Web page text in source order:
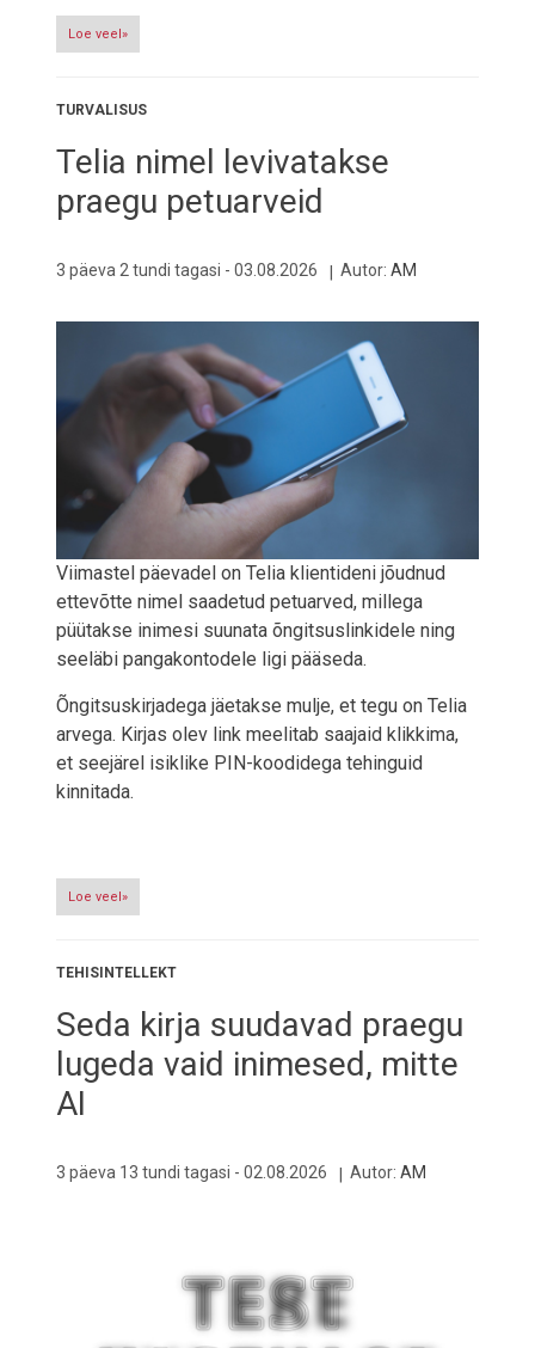
Loe veel»
TURVALISUS
Telia nimel levivatakse
praegu petuarveid
3 päeva 2 tundi tagasi - 03.08.2026 Autor: AM
Viimastel päevadel on Telia klientideni jõudnud
ettevõtte nimel saadetud petuarved, millega
püütakse inimesi suunata õngitsuslinkidele ning
seeläbi pangakontodele ligi pääseda.
Õngitsuskirjadega jäetakse mulje, et tegu on Telia
arvega. Kirjas olev link meelitab saajaid klikkima,
et seejärel isiklike PIN-koodidega tehinguid
kinnitada.
Loe veel»
TEHISINTELLEKT
Seda kirja suudavad praegu
lugeda vaid inimesed, mitte
AI
3 päeva 13 tundi tagasi - 02.08.2026 Autor: AM